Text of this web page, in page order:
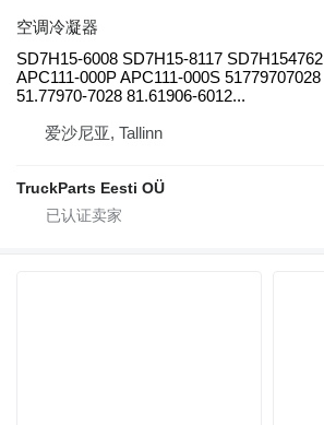
空调冷凝器
SD7H15-6008 SD7H15-8117 SD7H154762
APC111-000P APC111-000S 51779707028
51.77970-7028 81.61906-6012...
爱沙尼亚, Tallinn
TruckParts Eesti OÜ